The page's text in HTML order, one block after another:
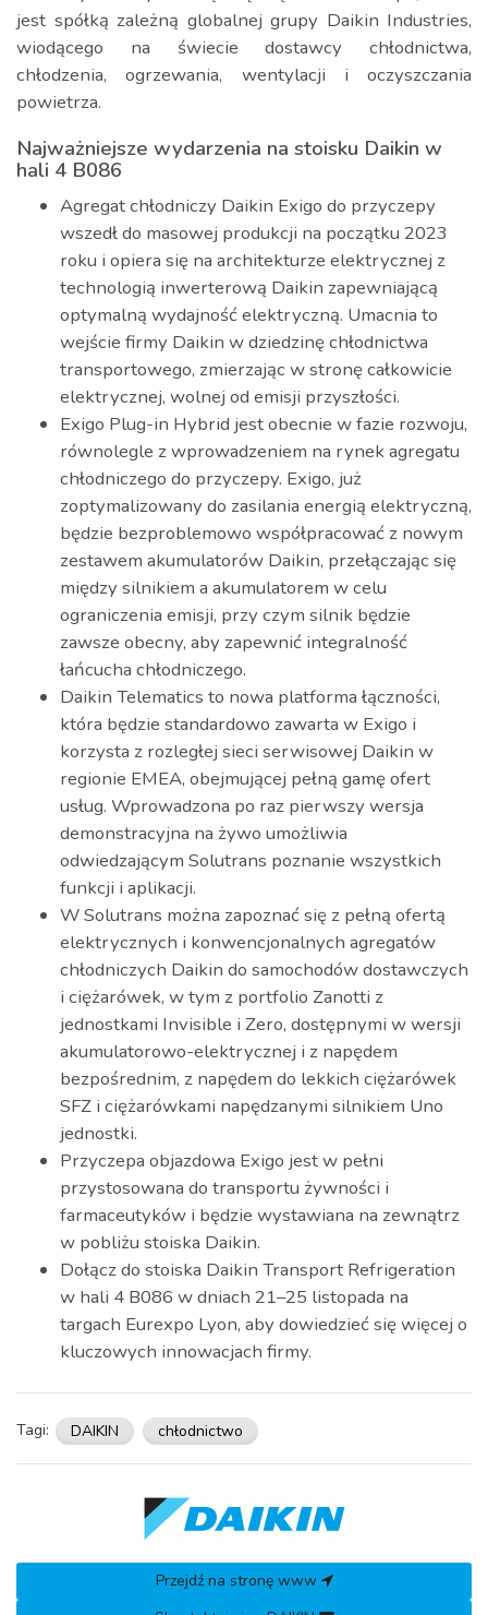
jest spółką zależną globalnej grupy Daikin Industries,
wiodącego na świecie dostawcy chłodnictwa,
chłodzenia, ogrzewania, wentylacji i oczyszczania
powietrza.
Najważniejsze wydarzenia na stoisku Daikin w
hali 4 B086
Agregat chłodniczy Daikin Exigo do przyczepy
wszedł do masowej produkcji na początku 2023
roku i opiera się na architekturze elektrycznej z
technologią inwerterową Daikin zapewniającą
optymalną wydajność elektryczną. Umacnia to
wejście firmy Daikin w dziedzinę chłodnictwa
transportowego, zmierzając w stronę całkowicie
elektrycznej, wolnej od emisji przyszłości.
Exigo Plug-in Hybrid jest obecnie w fazie rozwoju,
równolegle z wprowadzeniem na rynek agregatu
chłodniczego do przyczepy. Exigo, już
zoptymalizowany do zasilania energią elektryczną,
będzie bezproblemowo współpracować z nowym
zestawem akumulatorów Daikin, przełączając się
między silnikiem a akumulatorem w celu
ograniczenia emisji, przy czym silnik będzie
zawsze obecny, aby zapewnić integralność
łańcucha chłodniczego.
Daikin Telematics to nowa platforma łączności,
która będzie standardowo zawarta w Exigo i
korzysta z rozległej sieci serwisowej Daikin w
regionie EMEA, obejmującej pełną gamę ofert
usług. Wprowadzona po raz pierwszy wersja
demonstracyjna na żywo umożliwia
odwiedzającym Solutrans poznanie wszystkich
funkcji i aplikacji.
W Solutrans można zapoznać się z pełną ofertą
elektrycznych i konwencjonalnych agregatów
chłodniczych Daikin do samochodów dostawczych
i ciężarówek, w tym z portfolio Zanotti z
jednostkami Invisible i Zero, dostępnymi w wersji
akumulatorowo-elektrycznej i z napędem
bezpośrednim, z napędem do lekkich ciężarówek
SFZ i ciężarówkami napędzanymi silnikiem Uno
jednostki.
Przyczepa objazdowa Exigo jest w pełni
przystosowana do transportu żywności i
farmaceutyków i będzie wystawiana na zewnątrz
w pobliżu stoiska Daikin.
Dołącz do stoiska Daikin Transport Refrigeration
w hali 4 B086 w dniach 21–25 listopada na
targach Eurexpo Lyon, aby dowiedzieć się więcej o
kluczowych innowacjach firmy.
Tagi: DAIKIN chłodnictwo
Przejdź na stronę www